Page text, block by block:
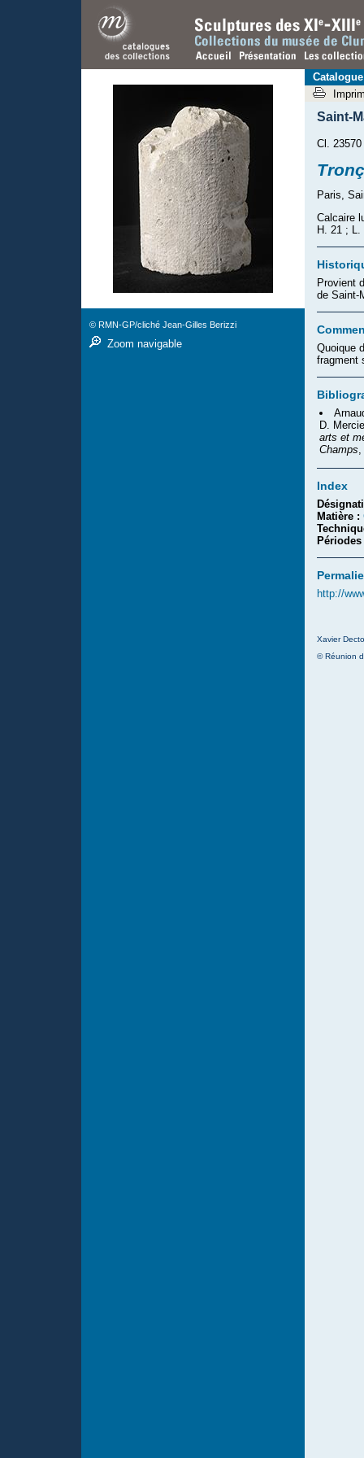
Saint-
Cl. 23570
Paris,
Calcaire
H. 21 ;
Provient
de Saint-
Quoique
fragment
D.
arts et
Champs
Index
Matière :
http://
Xavier
© Réunion
© RMN-GP/cliché Jean-Gilles Berizzi
Zoom navigable
Catalogue